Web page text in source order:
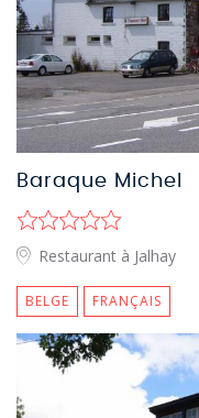
Baraque Michel
Restaurant à Jalhay
BELGE FRANÇAIS